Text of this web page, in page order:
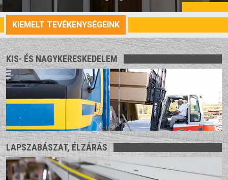
KIEMELT TEVÉKENYSÉGEINK
KIS- ÉS NAGYKERESKEDELEM
LAPSZABÁSZAT, ÉLZÁRÁS